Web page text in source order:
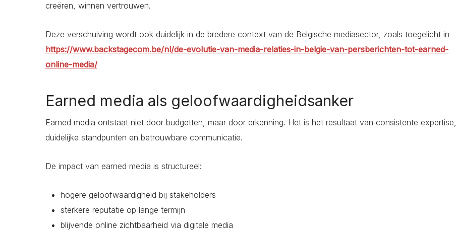
creëren, winnen vertrouwen.
Deze verschuiving wordt ook duidelijk in de bredere context van de Belgische mediasector, zoals toegelicht in
https://www.backstagecom.be/nl/de-evolutie-van-media-relaties-in-belgie-van-persberichten-tot-earned-
online-media/
Earned media als geloofwaardigheidsanker
Earned media ontstaat niet door budgetten, maar door erkenning. Het is het resultaat van consistente expertise,
duidelijke standpunten en betrouwbare communicatie.
De impact van earned media is structureel:
hogere geloofwaardigheid bij stakeholders
sterkere reputatie op lange termijn
blijvende online zichtbaarheid via digitale media